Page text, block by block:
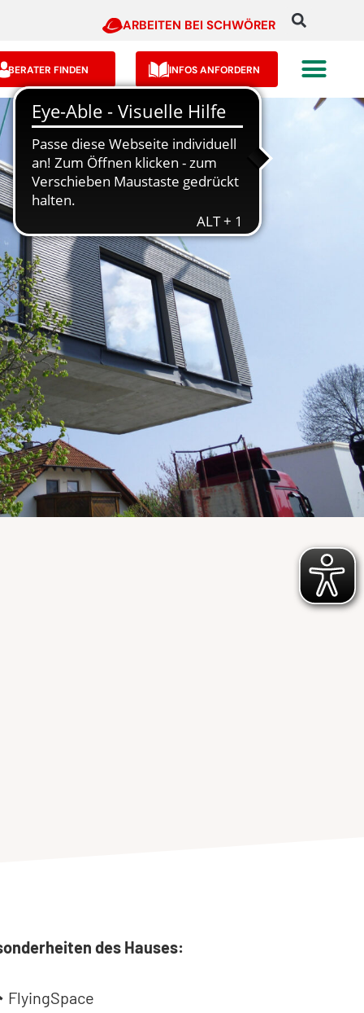
ARBEITEN BEI SCHWÖRER
BERATER FINDEN INFOS ANFORDERN
des Hauses:
FlyingSpace